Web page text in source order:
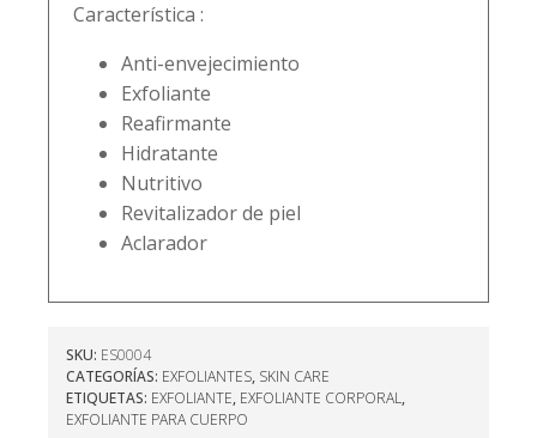
Característica :
Anti-envejecimiento
Exfoliante
Reafirmante
Hidratante
Nutritivo
Revitalizador de piel
Aclarador
SKU: ES0004
CATEGORÍAS: EXFOLIANTES, SKIN CARE
ETIQUETAS: EXFOLIANTE, EXFOLIANTE CORPORAL,
EXFOLIANTE PARA CUERPO